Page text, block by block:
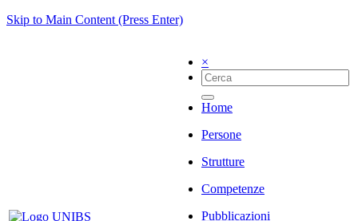
Skip to Main Content (Press Enter)
×
Home
Persone
Strutture
Competenze
Pubblicazioni